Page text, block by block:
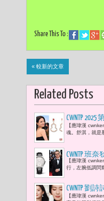
Share This To :
« 較新的文章
Related Posts
CWNTP
【應瑋漢
魂。舒淇，就是
CWNTP 班
範詮釋
【應瑋漢
行，左腕低調閃
CWNTP 劉
【應瑋漢